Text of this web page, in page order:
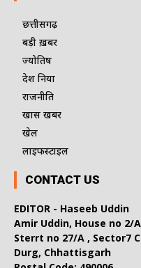
छत्तीसगढ़
बड़ी ख़बर
ज्योतिष
देश दुनिया
राजनीति
खास खबर
खेल
लाइफस्टाइल
CONTACT US
EDITOR - Haseeb Uddin
Amir Uddin, House no 2/A
Sterrt no 27/A , Sector7
Durg, Chhattisgarh